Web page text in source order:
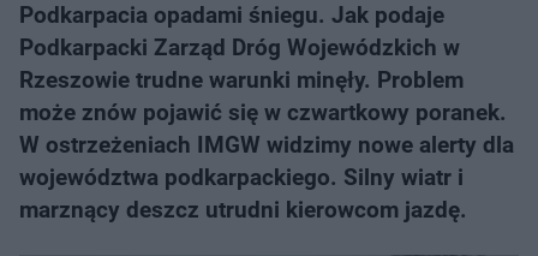
Podkarpacia opadami śniegu. Jak podaje
Podkarpacki Zarząd Dróg Wojewódzkich w
Rzeszowie trudne warunki minęły. Problem
może znów pojawić się w czwartkowy poranek.
W ostrzeżeniach IMGW widzimy nowe alerty dla
województwa podkarpackiego. Silny wiatr i
marznący deszcz utrudni kierowcom jazdę.